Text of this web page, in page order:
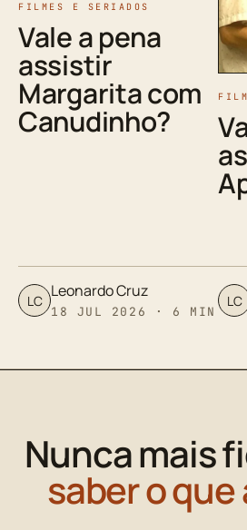
FILMES E SERIADOS
Vale a pena
assistir
Margarita com
Canudinho?
LC Leonardo Cruz
18 JUL 2026 · 6 MIN
LC
Nunca mais
saber o